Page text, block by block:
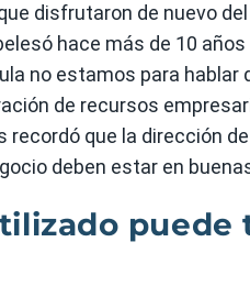
disfrutaron de nuevo
hace más de 10
no estamos para hablar
de recursos
recordó que la dirección
deben estar en
puede